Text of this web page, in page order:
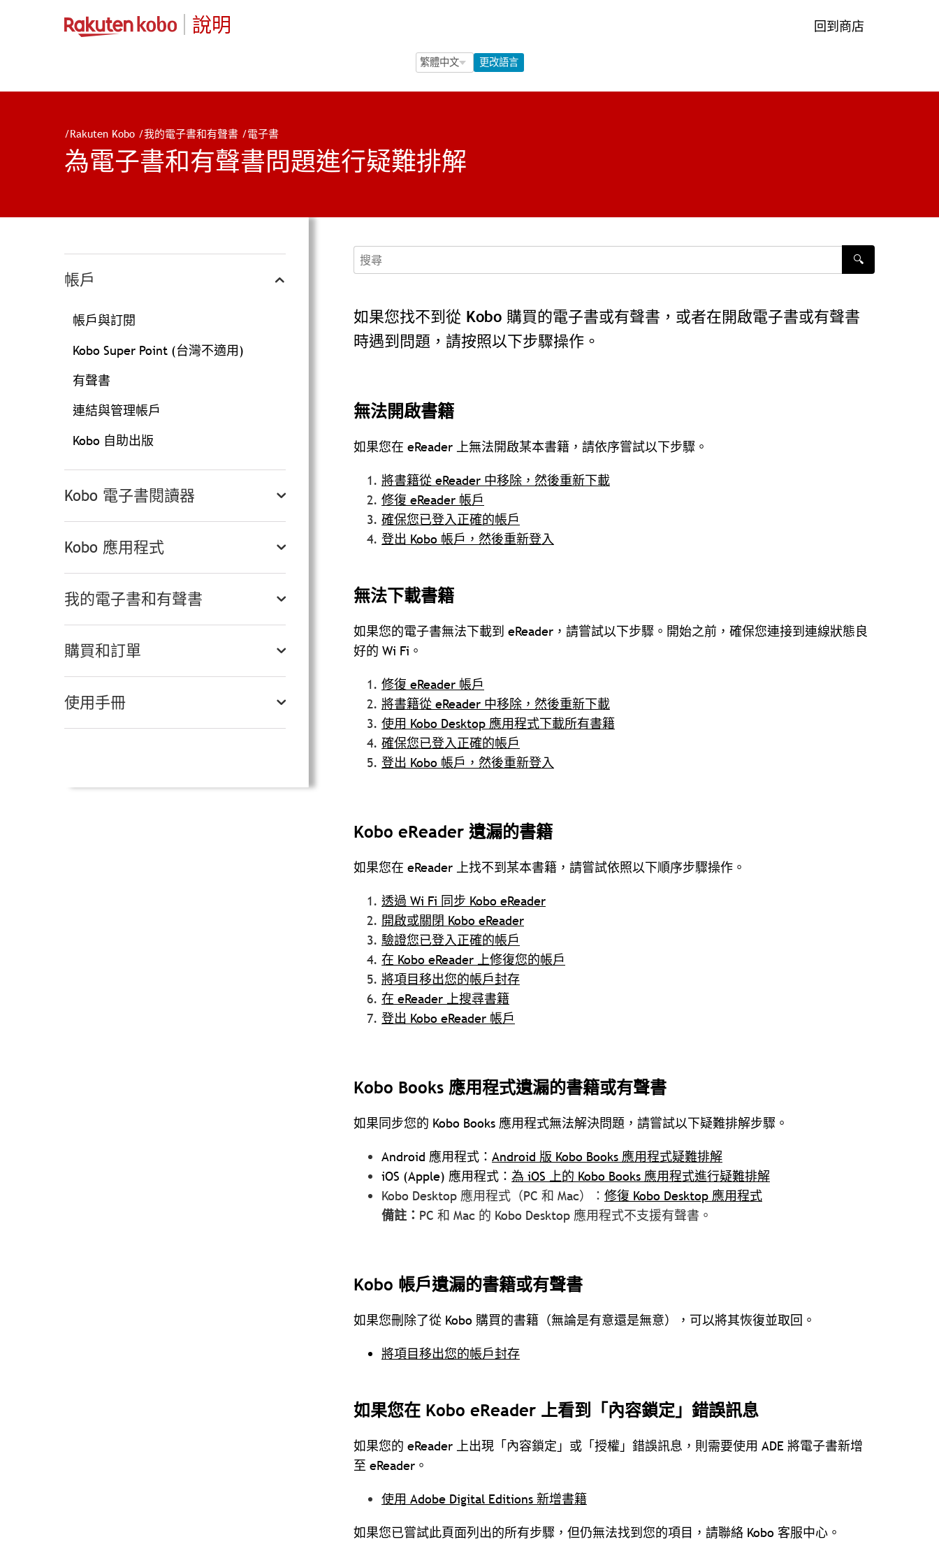
說明 回到商店
Language Selection
Language Selection
更改語言
/Rakuten Kobo /我的電子書和有聲書 /電子書
為電子書和有聲書問題進行疑難排解
帳戶
帳戶與訂閱
Kobo Super Point (台灣不適用)
有聲書
連結與管理帳戶
Kobo 自助出版
Kobo 電子書閱讀器
Kobo 應用程式
我的電子書和有聲書
購買和訂單
使用手冊
搜尋
🔍
如果您找不到從 Kobo 購買的電子書或有聲書，或者在開啟電子書或有聲書
時遇到問題，請按照以下步驟操作。
無法開啟書籍
如果您在 eReader 上無法開啟某本書籍，請依序嘗試以下步驟。
將書籍從 eReader 中移除，然後重新下載
修復 eReader 帳戶
確保您已登入正確的帳戶
登出 Kobo 帳戶，然後重新登入
無法下載書籍
如果您的電子書無法下載到 eReader，請嘗試以下步驟。 開始之前，確保您連接到連線狀態良
好的 Wi Fi。
修復 eReader 帳戶
將書籍從 eReader 中移除，然後重新下載
使用 Kobo Desktop 應用程式下載所有書籍
確保您已登入正確的帳戶
登出 Kobo 帳戶，然後重新登入
Kobo eReader 遺漏的書籍
如果您在 eReader 上找不到某本書籍，請嘗試依照以下順序步驟操作。
透過 Wi Fi 同步 Kobo eReader
開啟或關閉 Kobo eReader
驗證您已登入正確的帳戶
在 Kobo eReader 上修復您的帳戶
將項目移出您的帳戶封存
在 eReader 上搜尋書籍
登出 Kobo eReader 帳戶
Kobo Books 應用程式遺漏的書籍或有聲書
如果同步您的 Kobo Books 應用程式無法解決問題，請嘗試以下疑難排解步驟。
Android 應用程式： Android 版 Kobo Books 應用程式疑難排解
iOS (Apple) 應用程式： 為 iOS 上的 Kobo Books 應用程式進行疑難排解
Kobo Desktop 應用程式（PC 和 Mac）： 修復 Kobo Desktop 應用程式
備註： PC 和 Mac 的 Kobo Desktop 應用程式不支援有聲書。
Kobo 帳戶遺漏的書籍或有聲書
如果您刪除了從 Kobo 購買的書籍（無論是有意還是無意），可以將其恢復並取回。
將項目移出您的帳戶封存
如果您在 Kobo eReader 上看到「內容鎖定」錯誤訊息
如果您的 eReader 上出現「內容鎖定」或「授權」錯誤訊息，則需要使用 ADE 將電子書新增
至 eReader。
使用 Adobe Digital Editions 新增書籍
如果您已嘗試此頁面列出的所有步驟，但仍無法找到您的項目， 請聯絡 Kobo 客服中心 。